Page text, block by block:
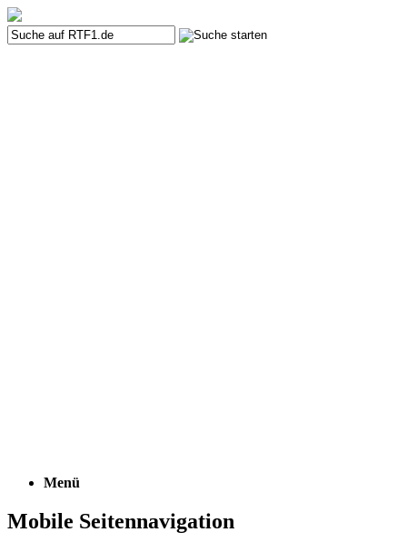
Menü
Mobile Seitennavigation